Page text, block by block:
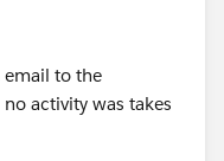
email to the
activity was takes